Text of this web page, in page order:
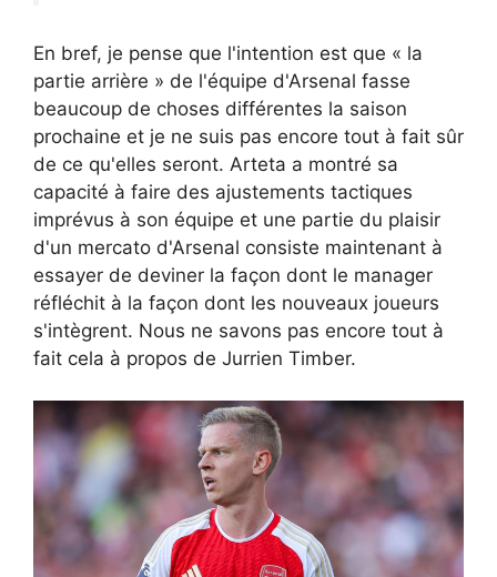
En bref, je pense que l'intention est que « la
partie arrière » de l'équipe d'Arsenal fasse
beaucoup de choses différentes la saison
prochaine et je ne suis pas encore tout à fait sûr
de ce qu'elles seront. Arteta a montré sa
capacité à faire des ajustements tactiques
imprévus à son équipe et une partie du plaisir
d'un mercato d'Arsenal consiste maintenant à
essayer de deviner la façon dont le manager
réfléchit à la façon dont les nouveaux joueurs
s'intègrent. Nous ne savons pas encore tout à
fait cela à propos de Jurrien Timber.